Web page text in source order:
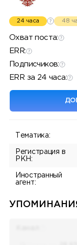
24 часа 48
Охват поста:
ERR:
Подписчиков:
ERR за 24 часа:
Тематика:
Регистрация в
РКН:
Иностранный
агент: